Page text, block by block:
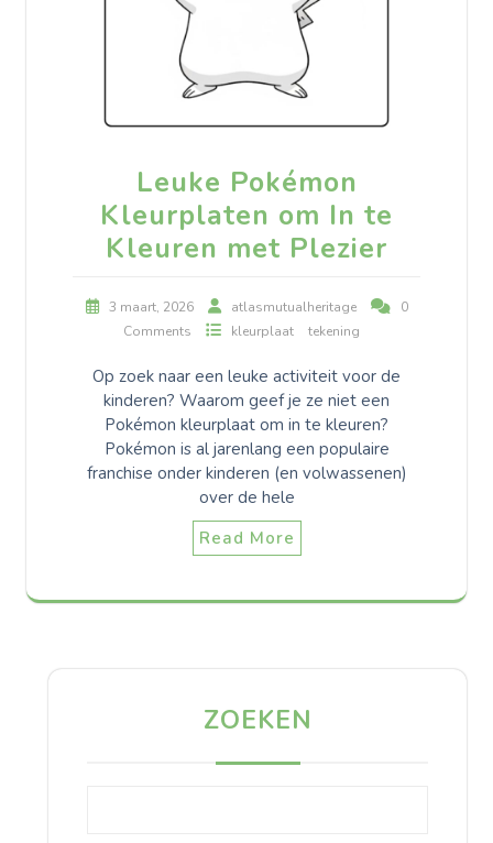
Leuke Pokémon
Kleurplaten om In te
Kleuren met Plezier
3 maart, 2026 atlasmutualheritage
0
Comments
kleurplaat tekening
Op zoek naar een leuke activiteit voor de
kinderen? Waarom geef je ze niet een
Pokémon kleurplaat om in te kleuren?
Pokémon is al jarenlang een populaire
franchise onder kinderen (en volwassenen)
over de hele
Read More
ZOEKEN